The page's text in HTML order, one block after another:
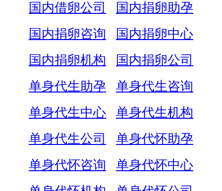
国内借卵公司
国内捐卵助孕
国内捐卵咨询
国内捐卵中心
国内捐卵机构
国内捐卵公司
单身代生助孕
单身代生咨询
单身代生中心
单身代生机构
单身代生公司
单身代怀助孕
单身代怀咨询
单身代怀中心